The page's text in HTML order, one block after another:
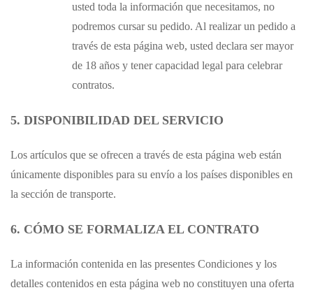
usted toda la información que necesitamos, no
podremos cursar su pedido. Al realizar un pedido a
través de esta página web, usted declara ser mayor
de 18 años y tener capacidad legal para celebrar
contratos.
5. DISPONIBILIDAD DEL SERVICIO
Los artículos que se ofrecen a través de esta página web están
únicamente disponibles para su envío a los países disponibles en
la sección de transporte.
6. CÓMO SE FORMALIZA EL CONTRATO
La información contenida en las presentes Condiciones y los
detalles contenidos en esta página web no constituyen una oferta